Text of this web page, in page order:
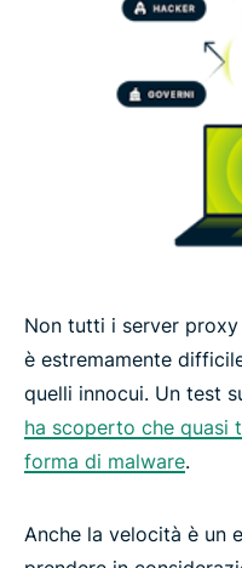
Non tutti i server
è estremamente
quelli innocui. Un test
ha scoperto che quasi
forma di malware.
Anche la velocità è un